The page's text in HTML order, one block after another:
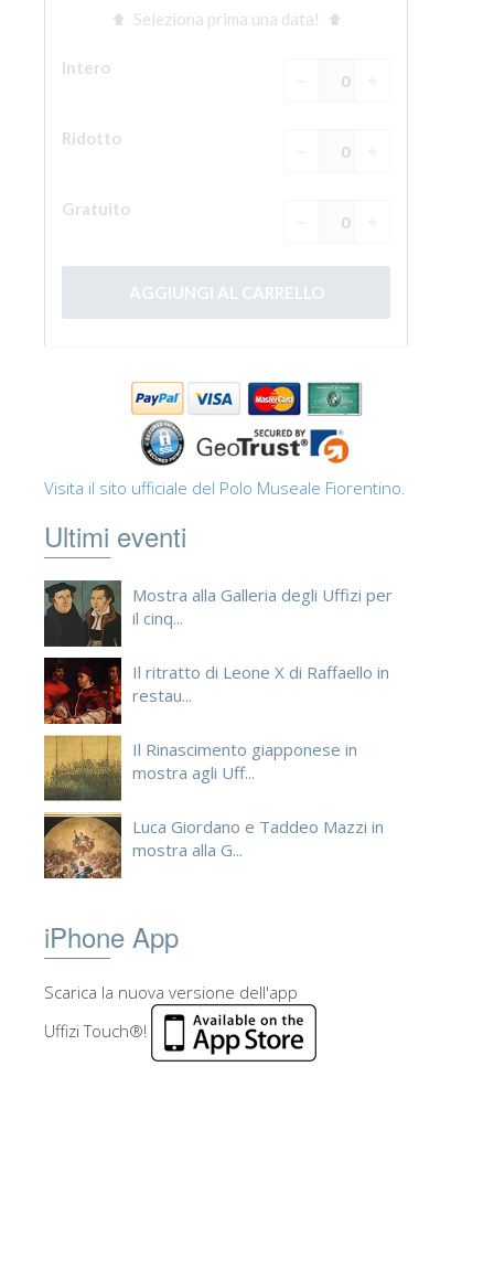
Visita il sito ufficiale del Polo Museale Fiorentino.
Ultimi eventi
Mostra alla Galleria degli Uffizi per
il cinq...
Il ritratto di Leone X di Raffaello in
restau...
Il Rinascimento giapponese in
mostra agli Uff...
Luca Giordano e Taddeo Mazzi in
mostra alla G...
iPhone App
Scarica la nuova versione dell'app
Uffizi Touch®!